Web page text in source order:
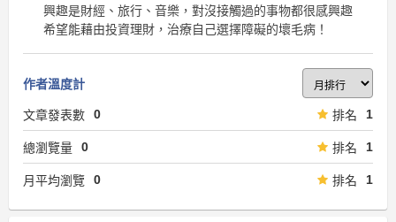
興趣是財經、旅行、音樂，對沒接觸過的事物都很感興趣
希望能藉由投資理財，治療自己選擇障礙的壞毛病！
作者溫度計
文章發表數 0 排名 1
總瀏覽量 0 排名 1
月平均瀏覽 0 排名 1